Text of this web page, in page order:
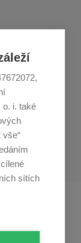
i. také
vše“
sítích